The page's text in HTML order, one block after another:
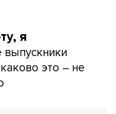
я
выпускники
это – не